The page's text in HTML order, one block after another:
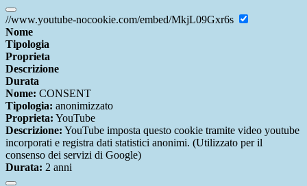
//www.youtube-nocookie.com/embed/MkjL09Gxr6s
Nome
Tipologia
Proprieta
Descrizione
Durata
Nome: CONSENT
Tipologia: anonimizzato
Proprieta: YouTube
Descrizione: YouTube imposta questo cookie tramite video youtube
incorporati e registra dati statistici anonimi. (Utilizzato per il
consenso dei servizi di Google)
Durata: 2 anni